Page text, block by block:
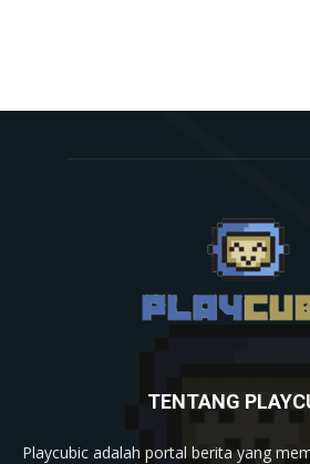
TENTANG
Playcubic adalah portal berita yang